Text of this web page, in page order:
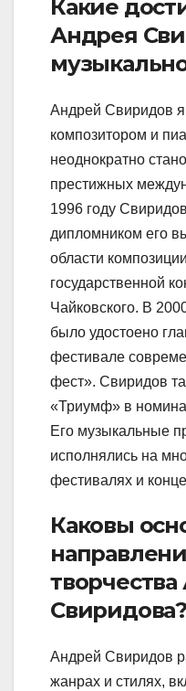
Какие
Андрея
Андрей Свиридов
композитором и
неоднократно
престижных
1996 году
дипломником его
области
государственной
Чайковского. В
было удостоено
фестивале
фест». Свиридов
«Триумф» в
Его музыкальные
исполнялись на
фестивалях и
Каковы
Свиридова?
Андрей Свиридов
жанрах и стилях,